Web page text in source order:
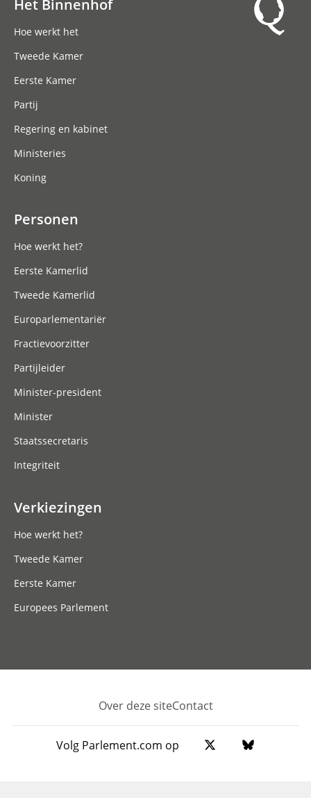
Het Binnenhof
Hoe werkt het
Tweede Kamer
Eerste Kamer
Partij
Regering en kabinet
Ministeries
Koning
Personen
Hoe werkt het?
Eerste Kamerlid
Tweede Kamerlid
Europarlementariër
Fractievoorzitter
Partijleider
Minister-president
Minister
Staatssecretaris
Integriteit
Verkiezingen
Hoe werkt het?
Tweede Kamer
Eerste Kamer
Europees Parlement
Footer
Over deze siteContact
Volg Parlement.com op